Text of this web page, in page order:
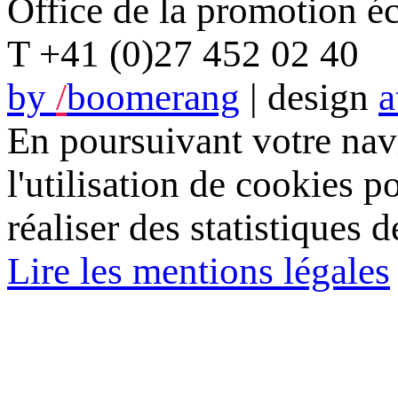
Office de la promotion
T +41 (0)27 452 02 40
by /boomerang | design
En poursuivant votre
l'utilisation de cookies
réaliser des statistiques
Lire les mentions légales